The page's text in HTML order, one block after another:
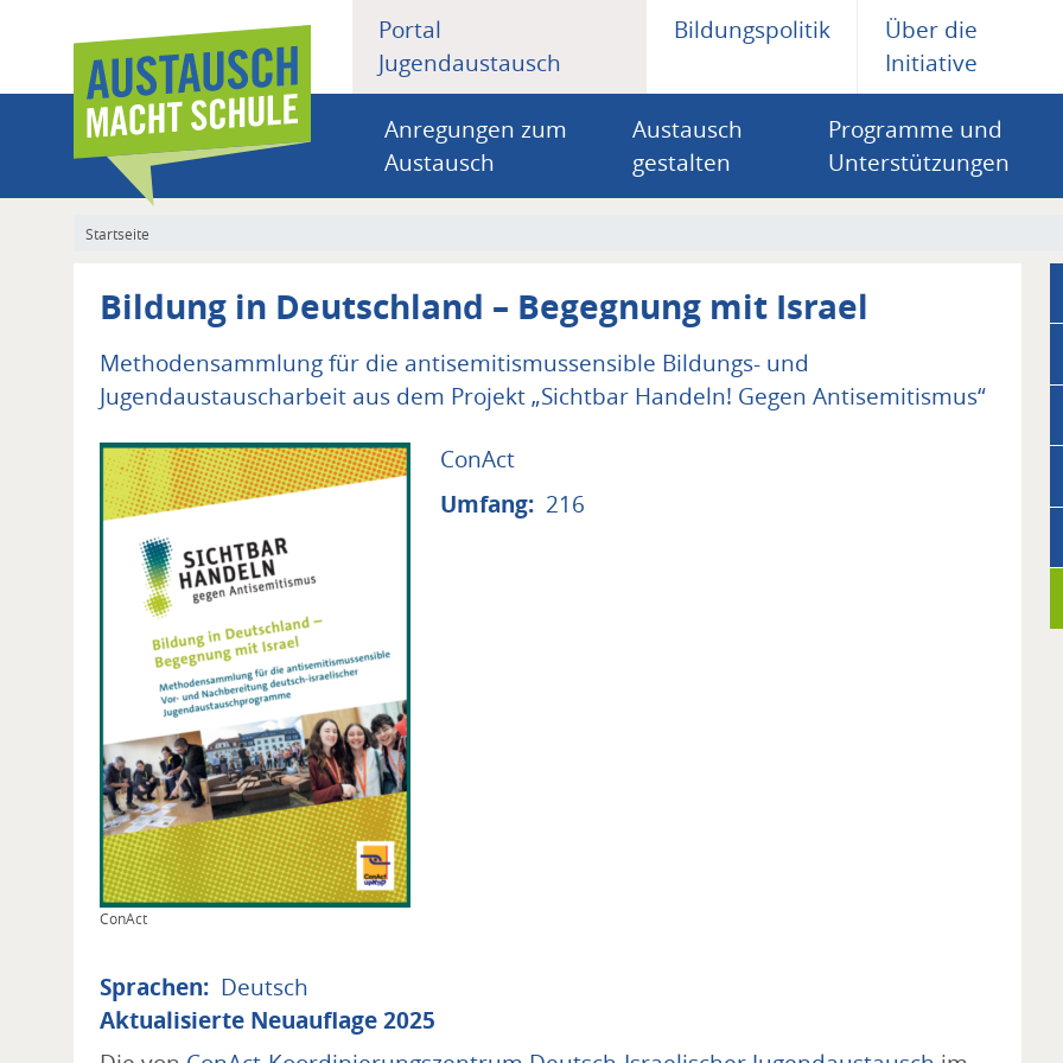
Hauptnavigation
erste
Ebene
Portal
Jugendaustausch
Bildungspolitik
Über die
Initiative
Hauptnavigation
Anregungen zum
Austausch
Austausch
gestalten
Programme und
Unterstützungen
Pfadnavigation
Startseite
Bildung in Deutschland – Begegnung mit Israel
Untertitel
Methodensammlung für die antisemitismussensible Bildungs- und
Jugendaustauscharbeit aus dem Projekt „Sichtbar Handeln! Gegen Antisemitismus“
Copyright
ConAct
Autor/in
ConAct
Umfang
216
Sprachen
Deutsch
Aktualisierte Neuauflage 2025